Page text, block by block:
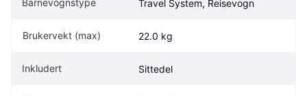
Barnevognstype Travel System, Reisevogn
Brukervekt (max) 22.0 kg
Inkludert Sittedel